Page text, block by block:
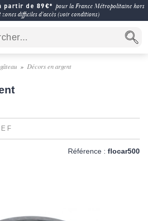
partir de 89€* pour la France Métropolitaine hors
zones difficiles d'accès (voir conditions)
Décors en argent
Référence : flocar500